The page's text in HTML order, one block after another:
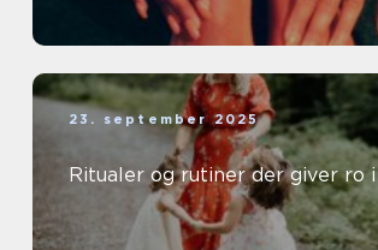
23. september 2025
Ritualer og rutiner der giver ro